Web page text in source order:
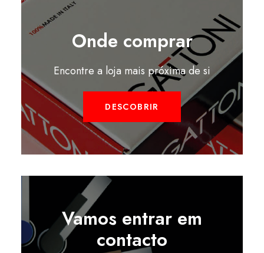
Onde comprar
Encontre a loja mais próxima de si
DESCOBRIR
Vamos entrar em
contacto